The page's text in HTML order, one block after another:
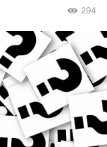
294